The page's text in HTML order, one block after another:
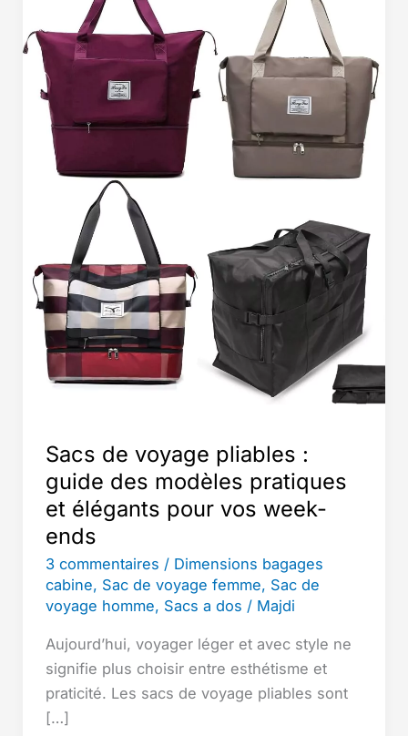
Sacs de voyage pliables :
guide des modèles pratiques
et élégants pour vos week-
ends
3 commentaires / Dimensions bagages
cabine, Sac de voyage femme, Sac de
voyage homme, Sacs a dos / Majdi
Aujourd’hui, voyager léger et avec style ne
signifie plus choisir entre esthétisme et
praticité. Les sacs de voyage pliables sont
[…]